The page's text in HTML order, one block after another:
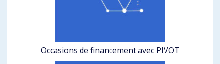
Occasions de financement avec PIVOT